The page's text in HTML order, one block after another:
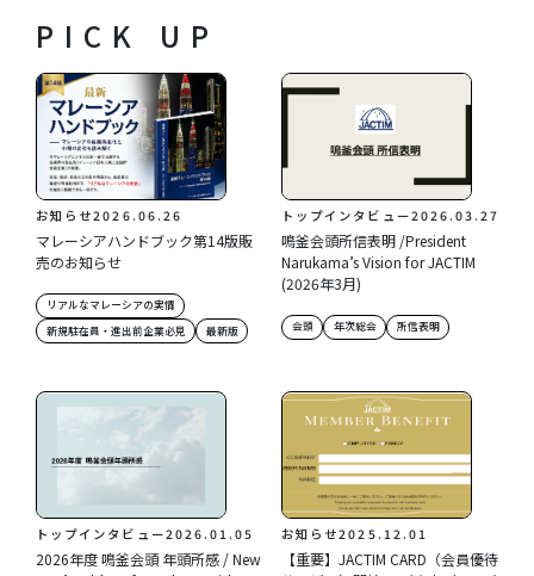
PICK UP
お知らせ2026.06.26
マレーシアハンドブック第14版販
売のお知らせ
リアルなマレーシアの実情
新規駐在員・進出前企業必見
最新版
トップインタビュー2026.03.27
鳴釜会頭所信表明 /President
Narukama’s Vision for JACTIM
(2026年3月)
会頭 年次総会 所信表明
トップインタビュー2026.01.05
2026年度 鳴釜会頭 年頭所感 / New
お知らせ2025.12.01
【重要】JACTIM CARD（会員優待